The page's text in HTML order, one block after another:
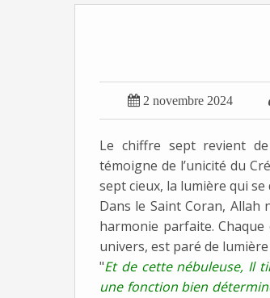
 2 novembre 2024
Le chiffre sept revient
témoigne de l’unicité du
sept cieux, la lumière qui
Dans le Saint Coran, Allah
harmonie parfaite.
univers, est paré de
"Et de cette nébuleuse, Il
une fonction bien